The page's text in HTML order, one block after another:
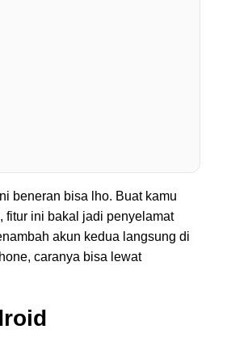
beneran bisa lho. Buat kamu
fitur ini bakal jadi penyelamat
akun kedua langsung di
caranya bisa lewat